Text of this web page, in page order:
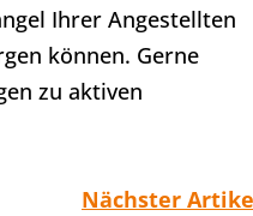
Ihrer Angestellten
können. Gerne
zu aktiven
Nächster